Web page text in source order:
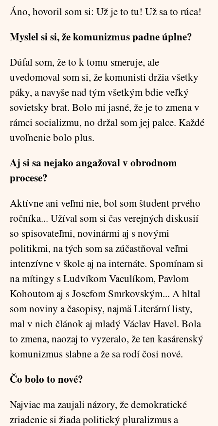
Áno, hovoril som si: Už je to tu! Už sa to rúca!
Myslel si si, že komunizmus padne úplne?
Dúfal som, že to k tomu smeruje, ale
uvedomoval som si, že komunisti držia všetky
páky, a navyše nad tým všetkým bdie veľký
sovietsky brat. Bolo mi jasné, že je to zmena v
rámci socializmu, no držal som jej palce. Každé
uvoľnenie bolo plus.
Aj si sa nejako angažoval v obrodnom
procese?
Aktívne ani veľmi nie, bol som študent prvého
ročníka... Užíval som si čas verejných diskusií
so spisovateľmi, novinármi aj s novými
politikmi, na tých som sa zúčastňoval veľmi
intenzívne v škole aj na internáte. Spomínam si
na mítingy s Ludvíkom Vaculíkom, Pavlom
Kohoutom aj s Josefom Smrkovským... A hltal
som noviny a časopisy, najmä Literární listy,
mal v nich článok aj mladý Václav Havel. Bola
to zmena, naozaj to vyzeralo, že ten kasárenský
komunizmus slabne a že sa rodí čosi nové.
Čo bolo to nové?
Najviac ma zaujali názory, že demokratické
zriadenie si žiada politický pluralizmus a